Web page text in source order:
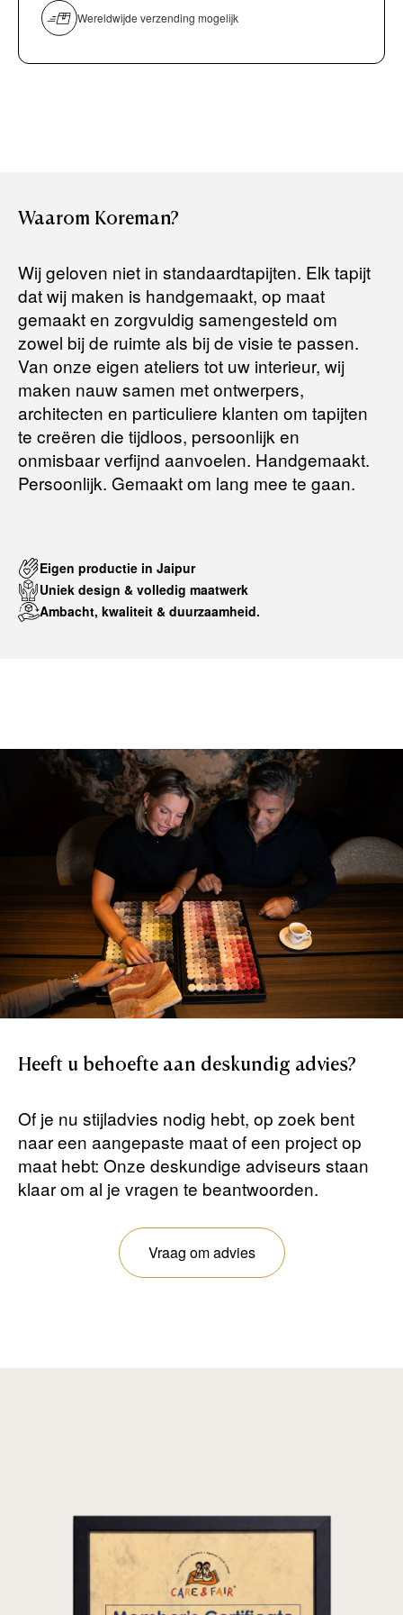
overmaken)
Bancontact / Mister Cash
aankoopbedrag zo snel mogelijk terug, maar uiterlijkbinnen 14
dagen na herroeping .
Voor meer informatie kunt u terecht op:
Terugbetalingsbeleid
Persoonlijk, comfortabel en geheel vrijblijvend.
Wereldwijde verzending mogelijk
Waarom Koreman?
Wij geloven niet in standaardtapijten. Elk tapijt
dat wij maken is handgemaakt, op maat
gemaakt en zorgvuldig samengesteld om
zowel bij de ruimte als bij de visie te passen.
Van onze eigen ateliers tot uw interieur, wij
maken nauw samen met ontwerpers,
architecten en particuliere klanten om tapijten
te creëren die tijdloos, persoonlijk en
onmisbaar verfijnd aanvoelen. Handgemaakt.
Persoonlijk. Gemaakt om lang mee te gaan.
Eigen productie in Jaipur
Uniek design & volledig maatwerk
Ambacht, kwaliteit & duurzaamheid.
Heeft u behoefte aan deskundig advies?
Of je nu stijladvies nodig hebt, op zoek bent
naar een aangepaste maat of een project op
maat hebt: Onze deskundige adviseurs staan ​​
klaar om al je vragen te beantwoorden.
Vraag om advies